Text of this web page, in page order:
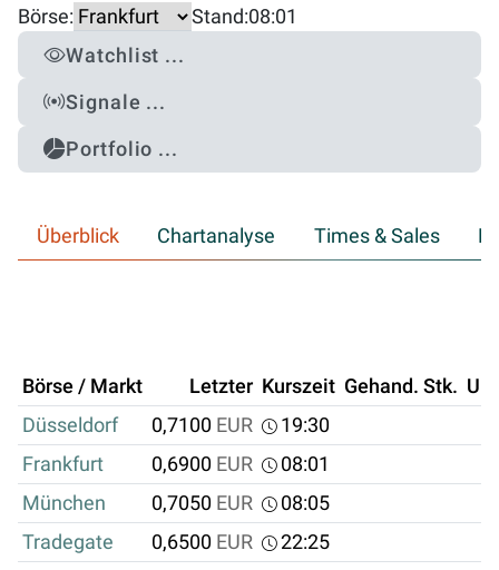
Börse: Stand:08:01
Watchlist ...
Signale ...
Portfolio ...
Überblick Chartanalyse Times & Sales
Börse / Markt Letzter Kurszeit Gehand. Stk.
Düsseldorf
0,7100 EUR
19:30
Frankfurt
0,6900 EUR
08:01
München
0,7050 EUR
08:05
Tradegate
0,6500 EUR
22:25